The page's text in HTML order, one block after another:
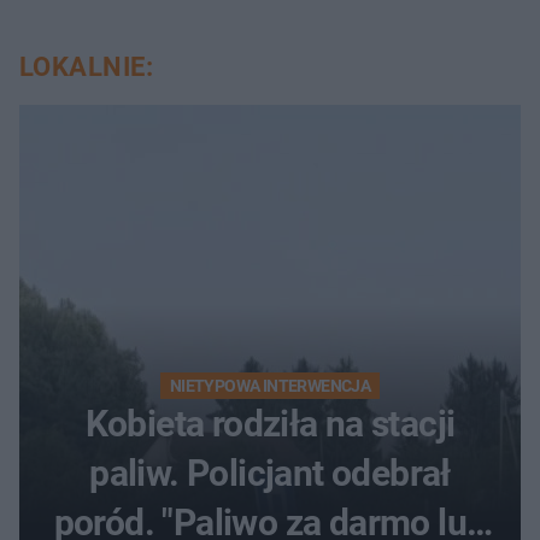
LOKALNIE:
NIETYPOWA INTERWENCJA
Kobieta rodziła na stacji
paliw. Policjant odebrał
poród. "Paliwo za darmo lub